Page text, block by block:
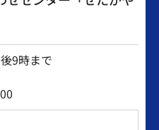
9時まで